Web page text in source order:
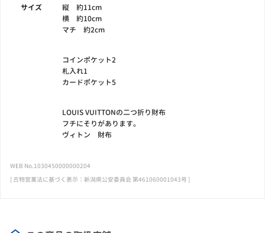
サイズ
縦 約11cm
横 約10cm
マチ 約2cm
コインポケット2
札入れ1
カードポケット5
LOUIS VUITTONの二つ折り財布
フチにそりがあります。
ヴィトン 財布
WEB No.1030450000000204
[ 古物営業法に基づく表示：新潟県公安委員会 第461060001043号 ]